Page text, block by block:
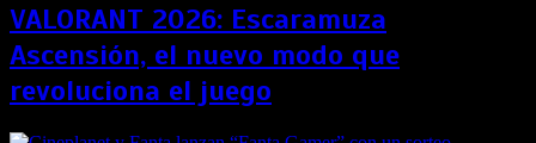
VALORANT 2026: Escaramuza
Ascensión, el nuevo modo que
revoluciona el juego